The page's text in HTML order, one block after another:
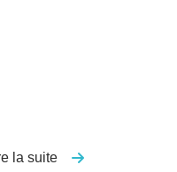
la suite